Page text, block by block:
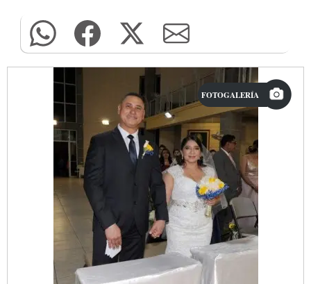
FOTOGALERÍA